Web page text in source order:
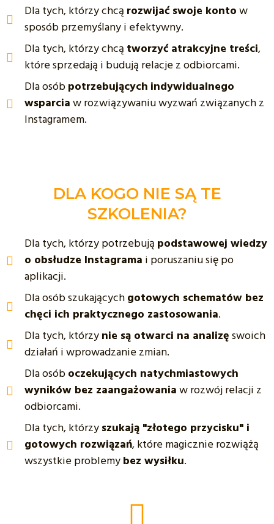
Dla tych, którzy chcą rozwijać swoje kontow
sposób przemyślany i efektywny.
Dla tych, którzy chcą tworzyć atrakcyjne treści,
które sprzedają i budują relacje z odbiorcami.
Dla osóbpotrzebujących indywidualnego
wsparciaw rozwiązywaniu wyzwań związanych z
Instagramem.
DLA KOGO NIE SĄ TE
SZKOLENIA?
Dla tych, którzy potrzebują podstawowej wiedzy
o obsłudze Instagrama i poruszaniu się po
aplikacji.
Dla osób szukającychgotowych schematów bez
chęci ich praktycznego zastosowania.
Dla tych, którzynie są otwarci na analizęswoich
działań i wprowadzanie zmian.
Dla osóboczekujących natychmiastowych
wyników bez zaangażowaniaw rozwój relacji z
odbiorcami.
Dla tych, którzyszukają "złotego przycisku" i
gotowych rozwiązań, które magicznie rozwiążą
wszystkie problemybez wysiłku.